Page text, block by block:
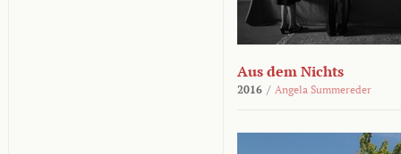
Aus dem Nichts
2016 / Angela Summereder